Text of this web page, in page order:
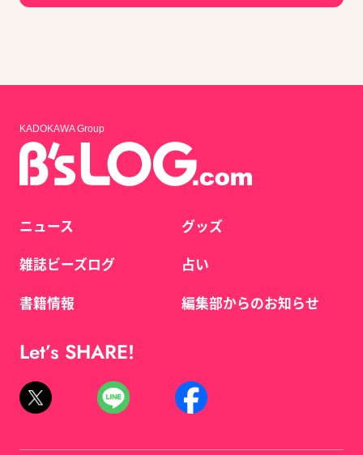
KADOKAWA Group
ニュース
雑誌ビーズログ
書籍情報
グッズ
占い
編集部からのお知らせ
Let’s SHARE!